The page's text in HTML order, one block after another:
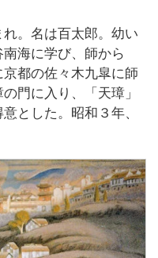
。名は百太郎。幼い
海に学び、師から
京都の佐々木九皐に師
門に入り、「天璋」
とした。昭和３年、